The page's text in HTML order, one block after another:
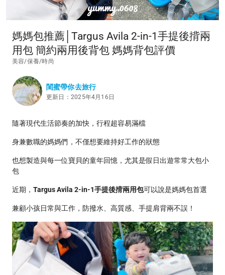
媽媽包推薦│Targus Avila 2-in-1手提後揹兩
用包 簡約兩用後背包 媽媽背包評價
美容/保養/時尚
閨蜜帶你去旅行
更新日：2025年4月16日
隨著現代生活節奏的加快，行程超容易滿檔
身兼數職的媽媽們，不僅想要維持好工作的狀態
也想製造與每一位寶貝的童年回憶，尤其是假日出遊常常大包小
包
近期， Targus Avila 2-in-1手提後揹兩用包可以說是媽媽包首選
兼顧小孩日常與工作，防撥水、高質感、手提肩背兩不誤！